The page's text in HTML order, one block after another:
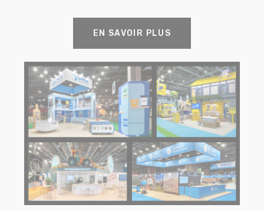
EN SAVOIR PLUS